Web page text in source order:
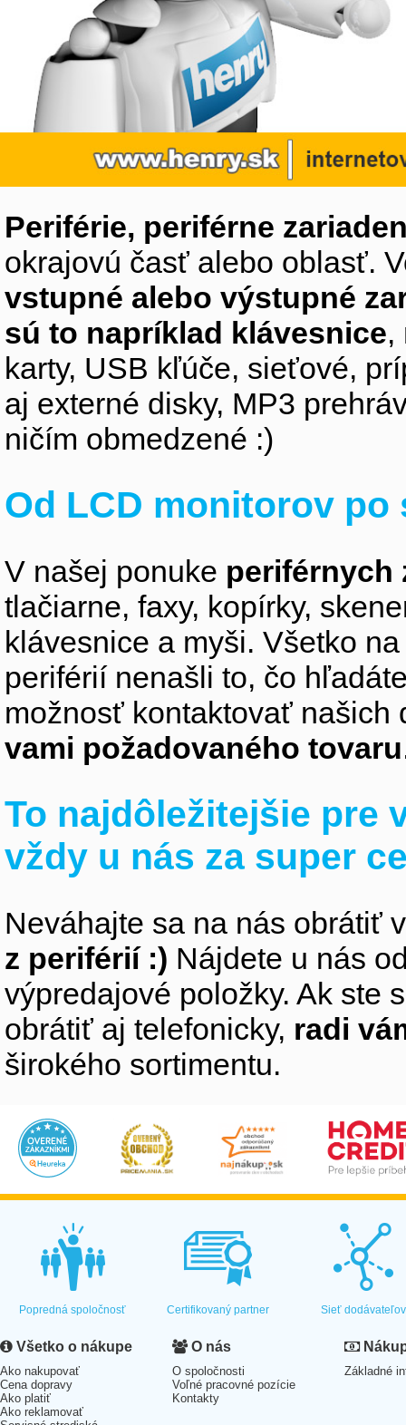
Periférie, periférne
okrajovú časť alebo oblasť.
vstupné alebo výstupné
sú to napríklad klávesnice,
karty, USB kľúče, sieťové,
aj externé disky, MP3
ničím obmedzené :)
Od LCD monitorov
V našej ponuke periférnych
tlačiarne, faxy, kopírky,
klávesnice a myši. Všetko
periférií nenašli to, čo
možnosť kontaktovať
vami požadovaného tovaru
To najdôležitejšie pre
vždy u nás za super
Neváhajte sa na nás obrátiť
z periférií :) Nájdete u nás
výpredajové položky. Ak ste
obrátiť aj telefonicky, radi
širokého sortimentu.
Popredná spoločnosť Certifikovaný partner Sieť dodávateľov
Všetko o nákupe
Ako nakupovať
Cena dopravy
Ako platiť
Ako reklamovať
O nás
O spoločnosti
Voľné pracovné pozície
Kontakty
Základné